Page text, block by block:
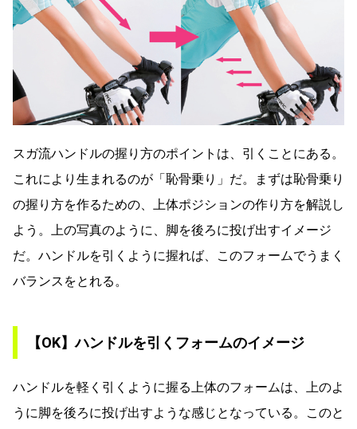
スガ流ハンドルの握り方のポイントは、引くことにある。
これにより生まれるのが「恥骨乗り」だ。まずは恥骨乗り
の握り方を作るための、上体ポジションの作り方を解説し
よう。上の写真のように、脚を後ろに投げ出すイメージ
だ。ハンドルを引くように握れば、このフォームでうまく
バランスをとれる。
【OK】ハンドルを引くフォームのイメージ
ハンドルを軽く引くように握る上体のフォームは、上のよ
うに脚を後ろに投げ出すような感じとなっている。このと